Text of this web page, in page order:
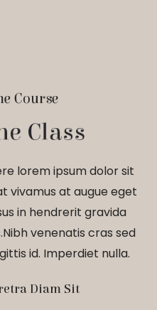
Course
Class
lorem ipsum dolor sit
vivamus at augue eget
in hendrerit gravida
venenatis cras sed
id. Imperdiet nulla.
Diam Sit